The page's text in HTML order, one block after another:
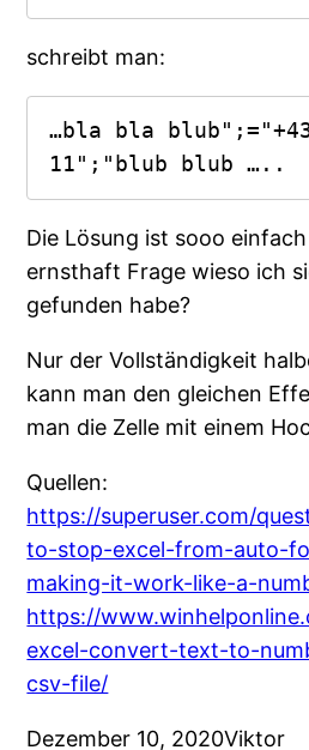
schreibt man:
…bla bla
11";"blub blub …..
Die Lösung ist sooo
ernsthaft Frage wieso ich
gefunden habe?
Nur der Vollständigkeit
kann man den gleichen
man die Zelle mit einem
Quellen:
https://superuser.com/
to-stop-excel-from-auto-
making-it-work-like-a-
https://
excel-convert-text-to-
csv-file/
Dezember 10, 2020Viktor